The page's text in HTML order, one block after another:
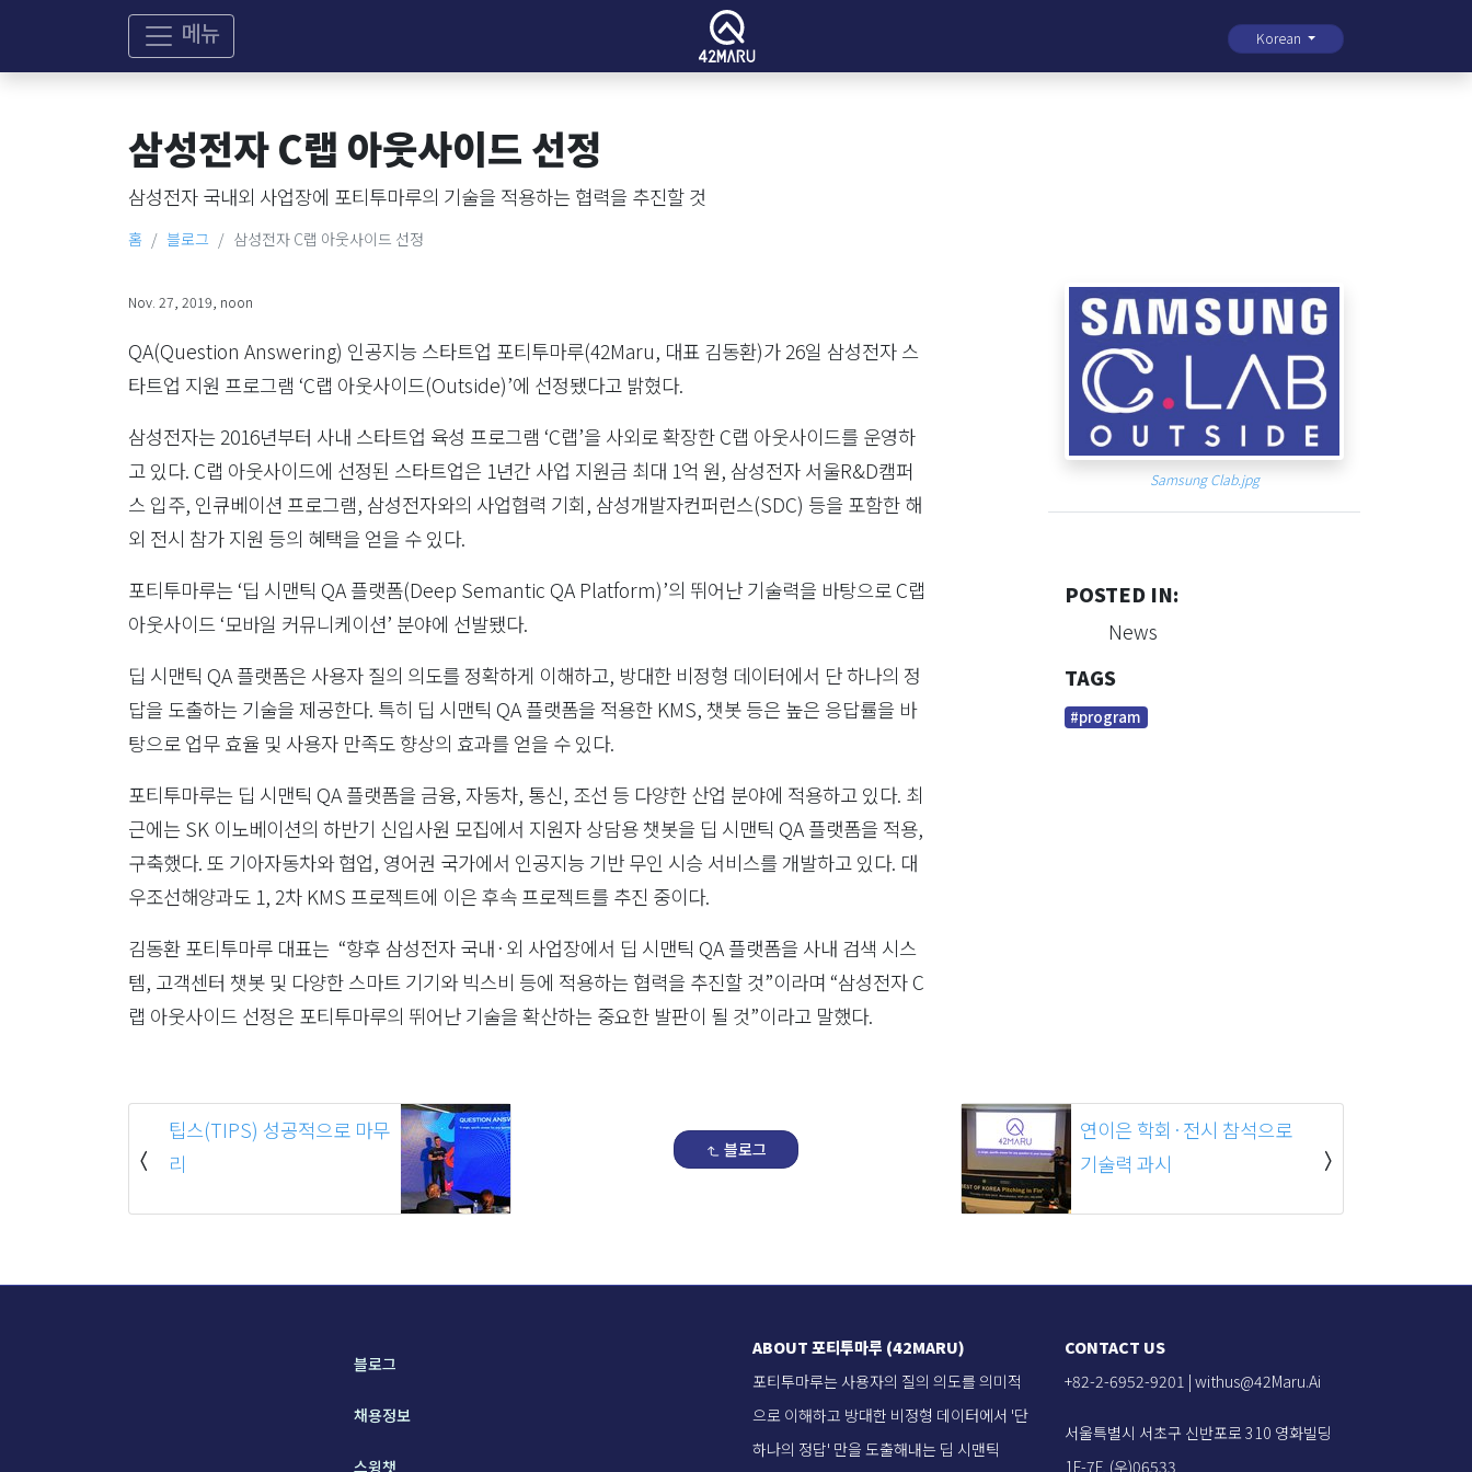
메뉴 Korean
삼성전자 C랩 아웃사이드 선정
삼성전자 국내외 사업장에 포티투마루의 기술을 적용하는 협력을 추진할 것
홈 블로그 삼성전자 C랩 아웃사이드 선정
Nov. 27, 2019, noon
QA(Question Answering) 인공지능 스타트업 포티투마루(42Maru, 대표 김동환)가 26일 삼성전자 스
타트업 지원 프로그램 ‘C랩 아웃사이드(Outside)’에 선정됐다고 밝혔다.
삼성전자는 2016년부터 사내 스타트업 육성 프로그램 ‘C랩’을 사외로 확장한 C랩 아웃사이드를 운영하
고 있다. C랩 아웃사이드에 선정된 스타트업은 1년간 사업 지원금 최대 1억 원, 삼성전자 서울R&D캠퍼
스 입주, 인큐베이션 프로그램, 삼성전자와의 사업협력 기회, 삼성개발자컨퍼런스(SDC) 등을 포함한 해
외 전시 참가 지원 등의 혜택을 얻을 수 있다.
포티투마루는 ‘딥 시맨틱 QA 플랫폼(Deep Semantic QA Platform)’의 뛰어난 기술력을 바탕으로 C랩
아웃사이드 ‘모바일 커뮤니케이션’ 분야에 선발됐다.
딥 시맨틱 QA 플랫폼은 사용자 질의 의도를 정확하게 이해하고, 방대한 비정형 데이터에서 단 하나의 정
답을 도출하는 기술을 제공한다. 특히 딥 시맨틱 QA 플랫폼을 적용한 KMS, 챗봇 등은 높은 응답률을 바
탕으로 업무 효율 및 사용자 만족도 향상의 효과를 얻을 수 있다.
포티투마루는 딥 시맨틱 QA 플랫폼을 금융, 자동차, 통신, 조선 등 다양한 산업 분야에 적용하고 있다. 최
근에는 SK 이노베이션의 하반기 신입사원 모집에서 지원자 상담용 챗봇을 딥 시맨틱 QA 플랫폼을 적용,
구축했다. 또 기아자동차와 협업, 영어권 국가에서 인공지능 기반 무인 시승 서비스를 개발하고 있다. 대
우조선해양과도 1, 2차 KMS 프로젝트에 이은 후속 프로젝트를 추진 중이다.
김동환 포티투마루 대표는 “향후 삼성전자 국내·외 사업장에서 딥 시맨틱 QA 플랫폼을 사내 검색 시스
템, 고객센터 챗봇 및 다양한 스마트 기기와 빅스비 등에 적용하는 협력을 추진할 것”이라며 “삼성전자 C
랩 아웃사이드 선정은 포티투마루의 뛰어난 기술을 확산하는 중요한 발판이 될 것”이라고 말했다.
Samsung Clab.jpg
POSTED IN:
News
TAGS
#program
팁스(TIPS) 성공적으로 마무
리
블로그
연이은 학회·전시 참석으로
기술력 과시
블로그
채용정보
스윙챗
ABOUT 포티투마루 (42MARU)
포티투마루는 사용자의 질의 의도를 의미적
으로 이해하고 방대한 비정형 데이터에서 '단
하나의 정답' 만을 도출해내는 딥 시맨틱
CONTACT US
+82-2-6952-9201 | withus@42Maru.Ai
서울특별시 서초구 신반포로 310 영화빌딩
1F-7F, (우)06533